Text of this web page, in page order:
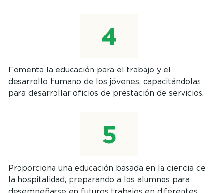
Fomenta la educación para el trabajo y el
desarrollo humano de los jóvenes, capacitándolas
para desarrollar oficios de prestación de servicios.
Proporciona una educación basada en la ciencia de
la hospitalidad, preparando a los alumnos para
desempeñarse en futuros trabajos en diferentes